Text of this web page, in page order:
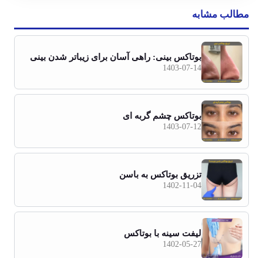
مطالب مشابه
بوتاکس بینی: راهی آسان برای زیباتر شدن بینی
1403-07-14
بوتاکس چشم گربه ای
1403-07-12
تزریق بوتاکس به باسن
1402-11-04
لیفت سینه با بوتاکس
1402-05-27